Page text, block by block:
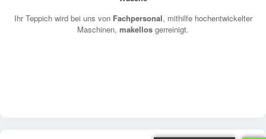
Ihr Teppich wird bei uns von Fachpersonal, mithilfe hochentwickelter
Maschinen, makellos gerreinigt.